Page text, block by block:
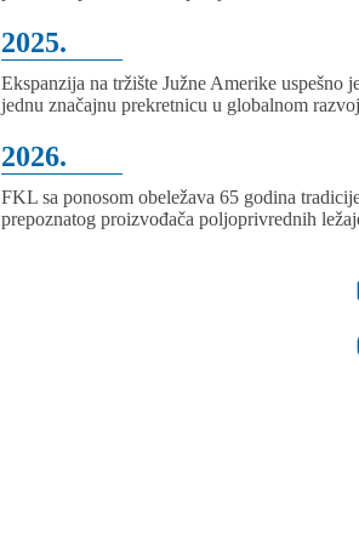
2025.
Ekspanzija na tržište Južne Amerike uspešno
jednu značajnu prekretnicu u globalnom
2026.
FKL sa ponosom obeležava 65 godina
prepoznatog proizvođača poljoprivrednih